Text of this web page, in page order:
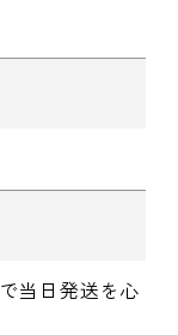
当日発送を心